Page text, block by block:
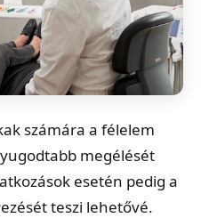
számára a félelem
megélését
esetén pedig a
teszi lehetővé.